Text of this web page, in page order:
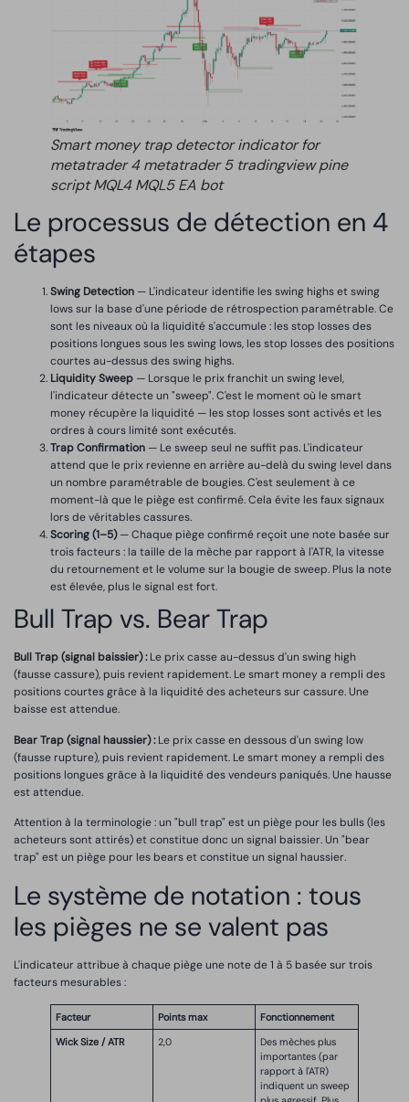
Smart money trap detector indicator for
metatrader 4 metatrader 5 tradingview pine
script MQL4 MQL5 EA bot
Le processus de détection en 4
étapes
Swing Detection — L'indicateur identifie les swing highs et swing
lows sur la base d'une période de rétrospection paramétrable. Ce
sont les niveaux où la liquidité s'accumule : les stop losses des
positions longues sous les swing lows, les stop losses des positions
courtes au-dessus des swing highs.
Liquidity Sweep — Lorsque le prix franchit un swing level,
l'indicateur détecte un "sweep". C'est le moment où le smart
money récupère la liquidité — les stop losses sont activés et les
ordres à cours limité sont exécutés.
Trap Confirmation — Le sweep seul ne suffit pas. L'indicateur
attend que le prix revienne en arrière au-delà du swing level dans
un nombre paramétrable de bougies. C'est seulement à ce
moment-là que le piège est confirmé. Cela évite les faux signaux
lors de véritables cassures.
Scoring (1–5)— Chaque piège confirmé reçoit une note basée sur
trois facteurs : la taille de la mèche par rapport à l'ATR, la vitesse
du retournement et le volume sur la bougie de sweep. Plus la note
est élevée, plus le signal est fort.
Bull Trap vs. Bear Trap
Bull Trap (signal baissier) :Le prix casse au-dessus d'un swing high
(fausse cassure), puis revient rapidement. Le smart money a rempli des
positions courtes grâce à la liquidité des acheteurs sur cassure. Une
baisse est attendue.
Bear Trap (signal haussier) :Le prix casse en dessous d'un swing low
(fausse rupture), puis revient rapidement. Le smart money a rempli des
positions longues grâce à la liquidité des vendeurs paniqués. Une hausse
est attendue.
Attention à la terminologie : un "bull trap" est un piège pour les bulls (les
acheteurs sont attirés) et constitue donc un signal baissier. Un "bear
trap" est un piège pour les bears et constitue un signal haussier.
Le système de notation : tous
les pièges ne se valent pas
L'indicateur attribue à chaque piège une note de 1 à 5 basée sur trois
facteurs mesurables :
Facteur Points max
Fonctionnement
Wick Size / ATR
2,0
Des mèches plus
importantes (par
rapport à l'ATR)
indiquent un sweep